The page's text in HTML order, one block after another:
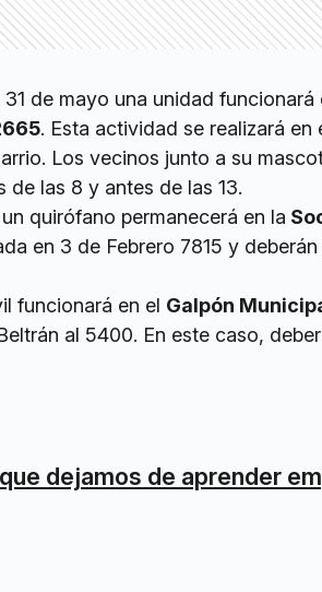
de mayo una unidad
. Esta actividad se realizará en
Los vecinos junto a su
de las 8 y antes de las 13.
quirófano permanecerá en la
en 3 de Febrero 7815 y
funcionará en el Galpón
al 5400. En este caso,
dejamos de aprender